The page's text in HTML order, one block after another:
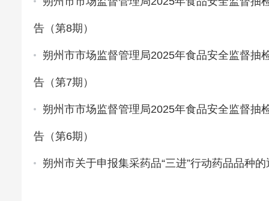
告（第8期）
朔州市市场监督管理局2025年食品安全监督抽
告（第7期）
朔州市市场监督管理局2025年食品安全监督抽
告（第6期）
朔州市关于申报集采药品“三进”行动药品品种的